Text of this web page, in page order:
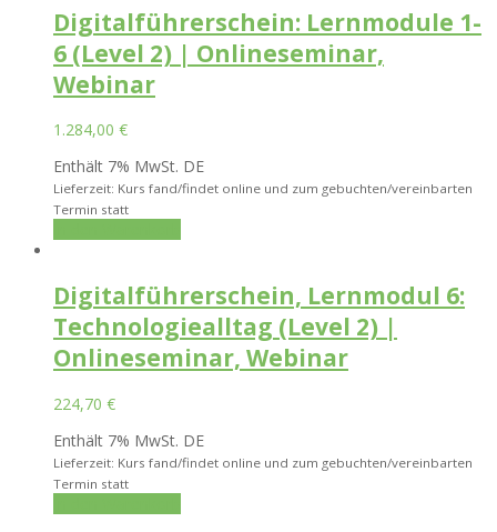
Digitalführerschein: Lernmodule 1-
6 (Level 2) | Onlineseminar,
Webinar
1.284,00 €
Enthält 7% MwSt. DE
Lieferzeit: Kurs fand/findet online und zum gebuchten/vereinbarten
Termin statt
Digitalführerschein, Lernmodul 6:
Technologiealltag (Level 2) |
Onlineseminar, Webinar
224,70 €
Enthält 7% MwSt. DE
Lieferzeit: Kurs fand/findet online und zum gebuchten/vereinbarten
Termin statt